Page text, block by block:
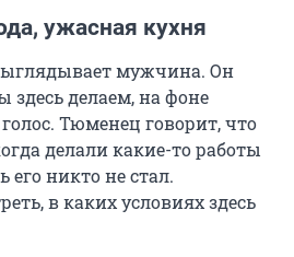
ужасная кухня
мужчина. Он
здесь делаем, на фоне
Тюменец говорит, что
делали какие-то работы
его никто не стал.
в каких условиях здесь